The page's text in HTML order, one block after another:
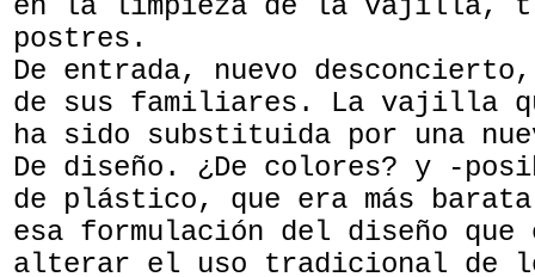
en la limpieza de la vajilla,
postres.
De entrada, nuevo
de sus familiares. La vajilla
ha sido substituida por una
De diseño. ¿De colores? y -
de plástico, que era más
esa formulación del diseño que
alterar el uso tradicional de